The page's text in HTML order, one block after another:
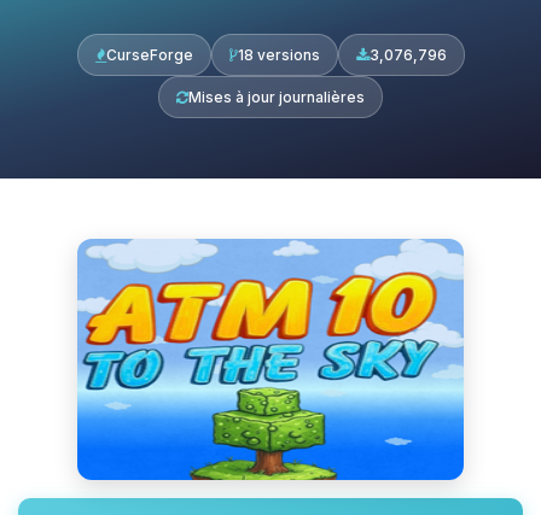
CurseForge 18 versions 3,076,796
Mises à jour journalières